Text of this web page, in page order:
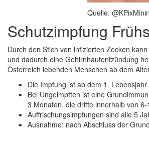
Quelle:
Schutzimpfung
Durch den Stich von infizierten Zecken
und dadurch eine Gehirnhautentzündung
Österreich lebenden Menschen ab dem
Die Impfung ist ab dem 1. Lebensjahr
Bei Ungeimpften ist eine
3 Monaten, die dritte innerhalb von
Auffrischungsimpfungen sind alle 5
Ausnahme: nach Abschluss der